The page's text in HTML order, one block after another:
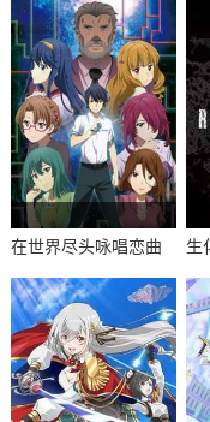
在世界尽头咏唱恋曲
的少女YU-NO
生